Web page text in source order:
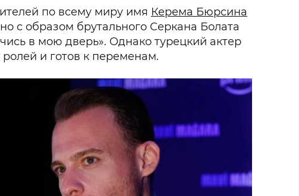
по всему миру имя Керема Бюрсина
с образом брутального Серкана Болата
в мою дверь». Однако турецкий актер
и готов к переменам.